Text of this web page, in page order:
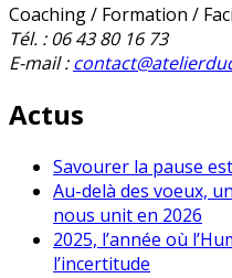
Coaching / Formation /
Tél. : 06 43 80 16 73
E-mail :
Actus
Savourer la pause
Au-delà des voeux,
nous unit en 2026
2025, l’année où
l’incertitude